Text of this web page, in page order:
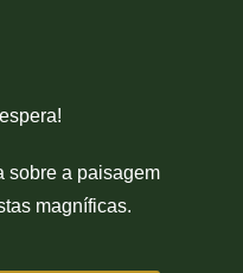
sobre a paisagem
magníficas.